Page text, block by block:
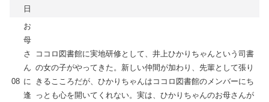
日
08
お
母
さ
ん
に
逢
ココロ図書館に実地研修として、井上ひかりちゃんという司書
の女の子がやってきた。新しい仲間が加わり、先輩として張り
きるこころだが、ひかりちゃんはココロ図書館のメンバーにち
っとも心を開いてくれない。実は、ひかりちゃんのお母さんが